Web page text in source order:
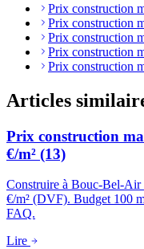
Prix construction
Prix construction
Prix construction
Prix construction
Prix construction
Articles
Prix construction
€/m² (13)
Construire à Bouc-Bel-Air
€/m² (DVF). Budget 100
FAQ.
Lire